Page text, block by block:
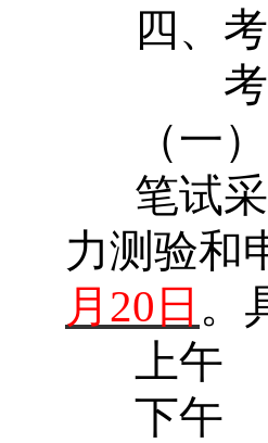
四、
考
（一
笔试
力测验和
月 20 日 。
上午
下午